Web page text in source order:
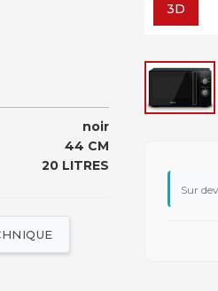
noir
44 CM
20 LITRES
3D
Sur